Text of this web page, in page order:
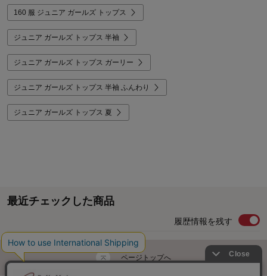
160 服 ジュニア ガールズ トップス
ジュニア ガールズ トップス 半袖
ジュニア ガールズ トップス ガーリー
ジュニア ガールズ トップス 半袖 ふんわり
ジュニア ガールズ トップス 夏
最近チェックした商品
履歴情報を残す
ページトップへ